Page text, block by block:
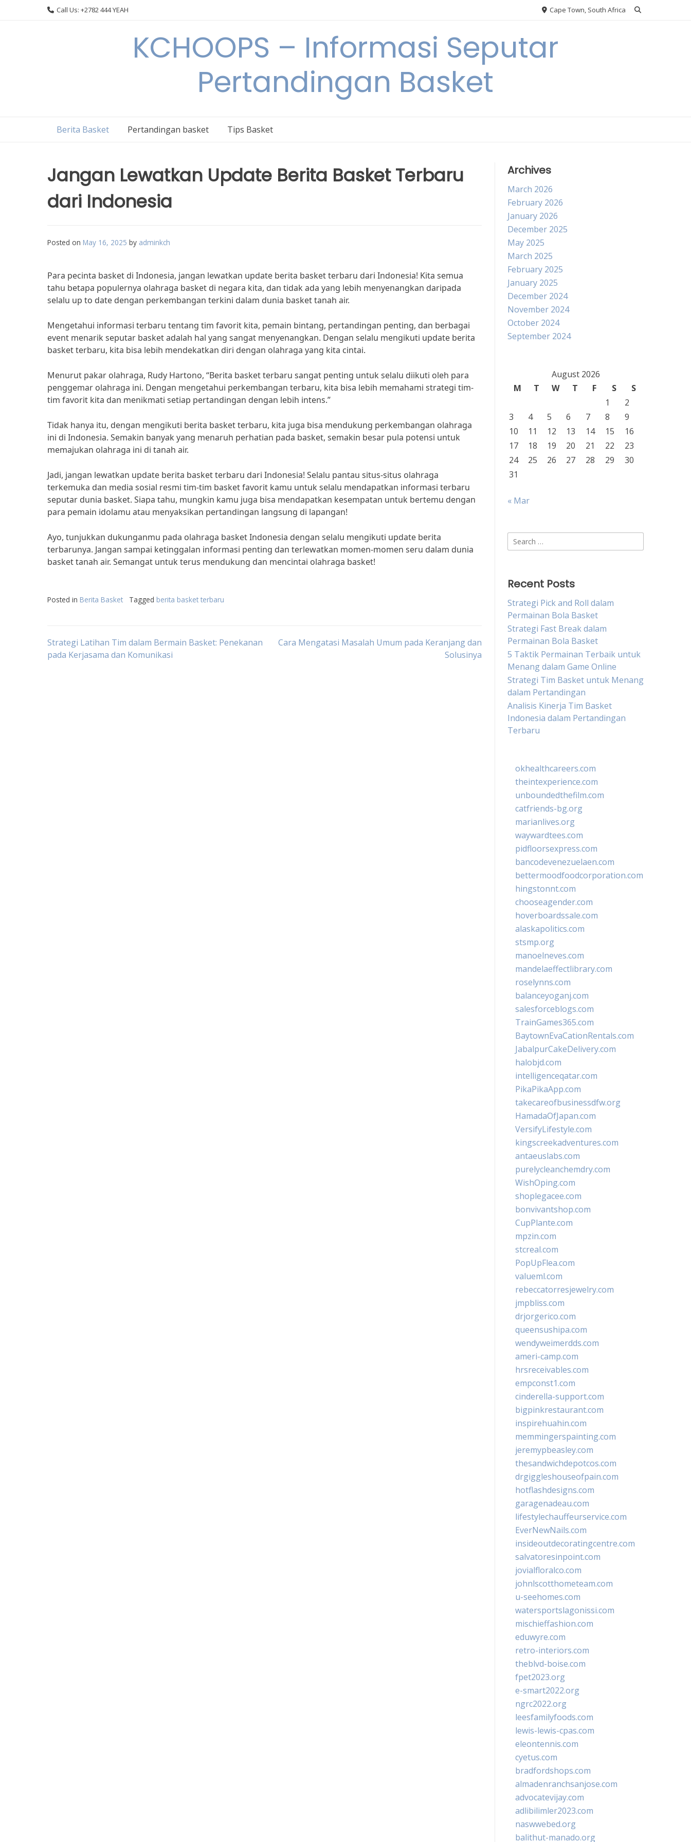
Call Us: +2782 444 YEAH Cape Town, South Africa
KCHOOPS – Informasi Seputar
Pertandingan Basket
Berita Basket Pertandingan basket Tips Basket
Jangan Lewatkan Update Berita Basket Terbaru
dari Indonesia
Posted on May 16, 2025 by adminkch
Para pecinta basket di Indonesia, jangan lewatkan update berita basket terbaru dari Indonesia! Kita semua
tahu betapa populernya olahraga basket di negara kita, dan tidak ada yang lebih menyenangkan daripada
selalu up to date dengan perkembangan terkini dalam dunia basket tanah air.
Mengetahui informasi terbaru tentang tim favorit kita, pemain bintang, pertandingan penting, dan berbagai
event menarik seputar basket adalah hal yang sangat menyenangkan. Dengan selalu mengikuti update berita
basket terbaru, kita bisa lebih mendekatkan diri dengan olahraga yang kita cintai.
Menurut pakar olahraga, Rudy Hartono, “Berita basket terbaru sangat penting untuk selalu diikuti oleh para
penggemar olahraga ini. Dengan mengetahui perkembangan terbaru, kita bisa lebih memahami strategi tim-
tim favorit kita dan menikmati setiap pertandingan dengan lebih intens.”
Tidak hanya itu, dengan mengikuti berita basket terbaru, kita juga bisa mendukung perkembangan olahraga
ini di Indonesia. Semakin banyak yang menaruh perhatian pada basket, semakin besar pula potensi untuk
memajukan olahraga ini di tanah air.
Jadi, jangan lewatkan update berita basket terbaru dari Indonesia! Selalu pantau situs-situs olahraga
terkemuka dan media sosial resmi tim-tim basket favorit kamu untuk selalu mendapatkan informasi terbaru
seputar dunia basket. Siapa tahu, mungkin kamu juga bisa mendapatkan kesempatan untuk bertemu dengan
para pemain idolamu atau menyaksikan pertandingan langsung di lapangan!
Ayo, tunjukkan dukunganmu pada olahraga basket Indonesia dengan selalu mengikuti update berita
terbarunya. Jangan sampai ketinggalan informasi penting dan terlewatkan momen-momen seru dalam dunia
basket tanah air. Semangat untuk terus mendukung dan mencintai olahraga basket!
Posted in Berita Basket Tagged berita basket terbaru
Post
Strategi Latihan Tim dalam Bermain Basket: Penekanan
pada Kerjasama dan Komunikasi
Cara Mengatasi Masalah Umum pada Keranjang dan
Solusinya
Archives
March 2026
February 2026
January 2026
December 2025
May 2025
March 2025
February 2025
January 2025
December 2024
November 2024
October 2024
September 2024
August 2026
M
T W T F S
S
1
2
3
4 5 6 7 8
9
10
11 12 13 14 15
16
17
18 19 20 21 22
23
24
25 26 27 28 29
30
31
« Mar
Search
for:
Recent Posts
Strategi Pick and Roll dalam
Permainan Bola Basket
Strategi Fast Break dalam
Permainan Bola Basket
5 Taktik Permainan Terbaik untuk
Menang dalam Game Online
Strategi Tim Basket untuk Menang
dalam Pertandingan
Analisis Kinerja Tim Basket
Indonesia dalam Pertandingan
Terbaru
okhealthcareers.com
theintexperience.com
unboundedthefilm.com
catfriends-bg.org
marianlives.org
waywardtees.com
pidfloorsexpress.com
bancodevenezuelaen.com
bettermoodfoodcorporation.com
hingstonnt.com
chooseagender.com
hoverboardssale.com
alaskapolitics.com
stsmp.org
manoelneves.com
mandelaeffectlibrary.com
roselynns.com
balanceyoganj.com
salesforceblogs.com
TrainGames365.com
BaytownEvaCationRentals.com
JabalpurCakeDelivery.com
halobjd.com
intelligenceqatar.com
PikaPikaApp.com
takecareofbusinessdfw.org
HamadaOfJapan.com
VersifyLifestyle.com
kingscreekadventures.com
antaeuslabs.com
purelycleanchemdry.com
WishOping.com
shoplegacee.com
bonvivantshop.com
CupPlante.com
mpzin.com
stcreal.com
PopUpFlea.com
valueml.com
rebeccatorresjewelry.com
jmpbliss.com
drjorgerico.com
queensushipa.com
wendyweimerdds.com
ameri-camp.com
hrsreceivables.com
empconst1.com
cinderella-support.com
bigpinkrestaurant.com
inspirehuahin.com
memmingerspainting.com
jeremypbeasley.com
thesandwichdepotcos.com
drgiggleshouseofpain.com
hotflashdesigns.com
garagenadeau.com
lifestylechauffeurservice.com
EverNewNails.com
insideoutdecoratingcentre.com
salvatoresinpoint.com
jovialfloralco.com
johnlscotthometeam.com
u-seehomes.com
watersportslagonissi.com
mischieffashion.com
eduwyre.com
retro-interiors.com
theblvd-boise.com
fpet2023.org
e-smart2022.org
ngrc2022.org
leesfamilyfoods.com
lewis-lewis-cpas.com
eleontennis.com
cyetus.com
bradfordshops.com
almadenranchsanjose.com
advocatevijay.com
adlibilimler2023.com
naswwebed.org
balithut-manado.org